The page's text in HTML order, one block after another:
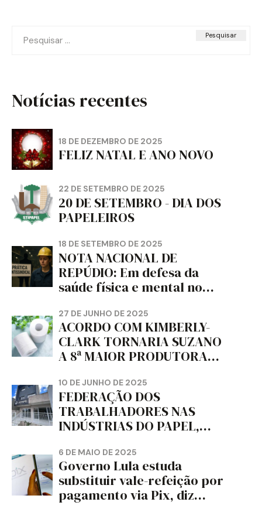
por:
Notícias recentes
18 DE DEZEMBRO DE 2025
FELIZ NATAL E ANO NOVO
22 DE SETEMBRO DE 2025
20 DE SETEMBRO - DIA DOS
PAPELEIROS
18 DE SETEMBRO DE 2025
NOTA NACIONAL DE
REPÚDIO: Em defesa da
saúde física e mental no
da dignidade sindical.
27 DE JUNHO DE 2025
ACORDO COM KIMBERLY-
CLARK TORNARIA SUZANO
A 8ª MAIOR PRODUTORA
MUNDO, DIZ FITCH
10 DE JUNHO DE 2025
FEDERAÇÃO DOS
TRABALHADORES NAS
INDÚSTRIAS DO PAPEL,
CORTIÇA E ARTEFATOS DE
PAPEL DO ESTADO DO
PARANÁ – FETRAPEL-PR
6 DE MAIO DE 2025
Governo Lula estuda
substituir vale-refeição por
pagamento via Pix, diz